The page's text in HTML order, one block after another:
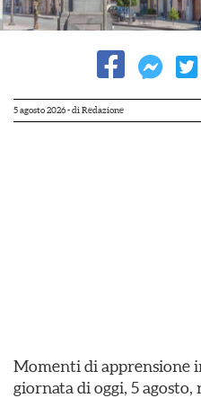
5 agosto 2026- di Redazione
Momenti di apprensione
giornata di oggi, 5